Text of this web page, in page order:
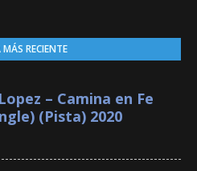
RECIENTE
– Camina en Fe
(Pista) 2020